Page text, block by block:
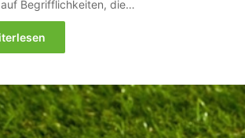
Begrifflichkeiten, die…